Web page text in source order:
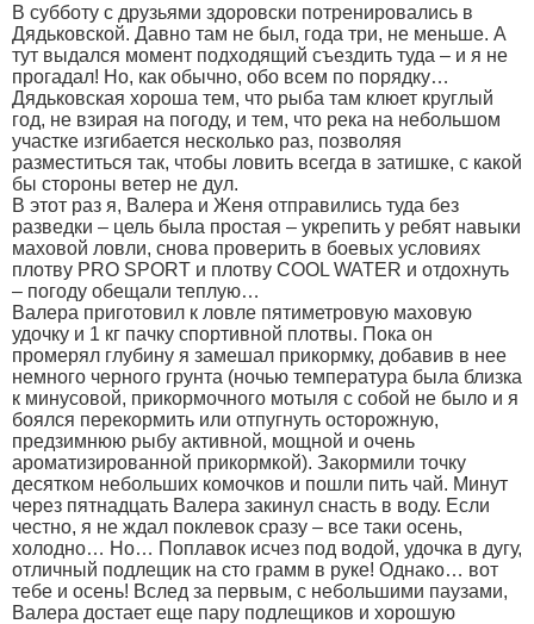
В субботу с друзьями здоровски потренировались в
Дядьковской. Давно там не был, года три, не меньше. А
тут выдался момент подходящий съездить туда – и я не
прогадал! Но, как обычно, обо всем по порядку…
Дядьковская хороша тем, что рыба там клюет круглый
год, не взирая на погоду, и тем, что река на небольшом
участке изгибается несколько раз, позволяя
разместиться так, чтобы ловить всегда в затишке, с какой
бы стороны ветер не дул.
В этот раз я, Валера и Женя отправились туда без
разведки – цель была простая – укрепить у ребят навыки
маховой ловли, снова проверить в боевых условиях
плотву PRO SPORT и плотву COOL WATER и отдохнуть
– погоду обещали теплую…
Валера приготовил к ловле пятиметровую маховую
удочку и 1 кг пачку спортивной плотвы. Пока он
промерял глубину я замешал прикормку, добавив в нее
немного черного грунта (ночью температура была близка
к минусовой, прикормочного мотыля с собой не было и я
боялся перекормить или отпугнуть осторожную,
предзимнюю рыбу активной, мощной и очень
ароматизированной прикормкой). Закормили точку
десятком небольших комочков и пошли пить чай. Минут
через пятнадцать Валера закинул снасть в воду. Если
честно, я не ждал поклевок сразу – все таки осень,
холодно… Но… Поплавок исчез под водой, удочка в дугу,
отличный подлещик на сто грамм в руке! Однако… вот
тебе и осень! Вслед за первым, с небольшими паузами,
Валера достает еще пару подлещиков и хорошую